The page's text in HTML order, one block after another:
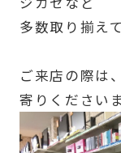
多数取り揃え
ご来店の際は
寄りください